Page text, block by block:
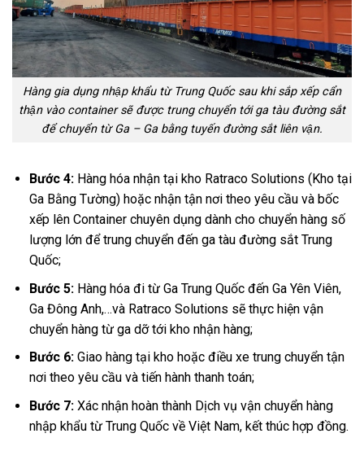
Hàng gia dụng nhập khẩu từ Trung Quốc sau khi sắp xếp cẩn
thận vào container sẽ được trung chuyển tới ga tàu đường sắt
để chuyển từ Ga – Ga bằng tuyến đường sắt liên vận.
Bước 4:Hàng hóa nhận tại kho Ratraco Solutions (Kho tại
Ga Bằng Tường) hoặc nhận tận nơi theo yêu cầu và bốc
xếp lên Container chuyên dụng dành cho chuyển hàng số
lượng lớn để trung chuyển đến ga tàu đường sắt Trung
Quốc;
Bước 5:Hàng hóa đi từ Ga Trung Quốc đến Ga Yên Viên,
Ga Đông Anh,…và Ratraco Solutions sẽ thực hiện vận
chuyển hàng từ ga dỡ tới kho nhận hàng;
Bước 6:Giao hàng tại kho hoặc điều xe trung chuyển tận
nơi theo yêu cầu và tiến hành thanh toán;
Bước 7:Xác nhận hoàn thành Dịch vụ vận chuyển hàng
nhập khẩu từ Trung Quốc về Việt Nam, kết thúc hợp đồng.